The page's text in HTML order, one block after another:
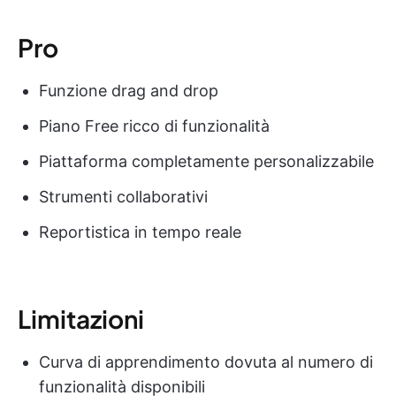
Pro
Funzione drag and drop
Piano Free ricco di funzionalità
Piattaforma completamente personalizzabile
Strumenti collaborativi
Reportistica in tempo reale
Limitazioni
Curva di apprendimento dovuta al numero di
funzionalità disponibili